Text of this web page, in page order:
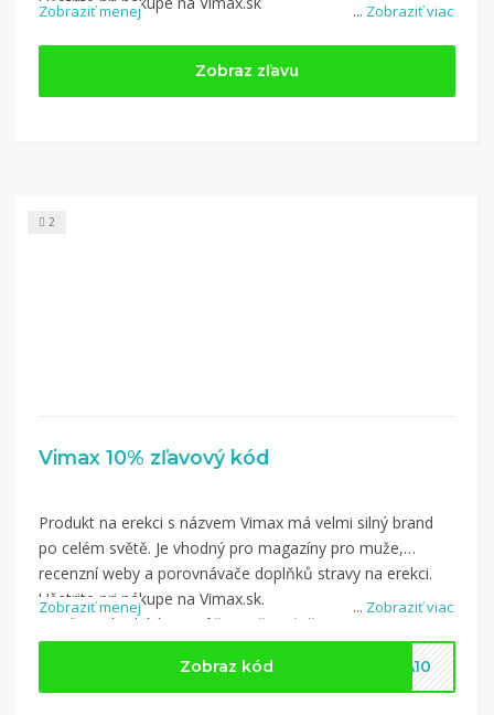
... Zobraziť viac
Zobraziť menej
Zobraz zľavu
2
Vimax 10% zľavový kód
... Zobraziť viac
Produkt na erekci s názvem Vimax má velmi silný brand
po celém světě. Je vhodný pro magazíny pro muže,
recenzní weby a porovnávače doplňků stravy na erekci.
Ušetrite pri nákupe na Vimax.sk.
So zľavovým kódom môžete ušetriť až 10% na Vimax.
Zobraziť menej
Zobraz kód VA10